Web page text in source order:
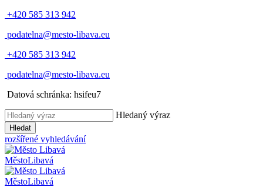
+420 585 313 942
podatelna@mesto-libava.eu
+420 585 313 942
podatelna@mesto-libava.eu
Datová schránka: hsifeu7
Hledaný výraz
Hledat
rozšířené vyhledávání
MěstoLibavá
MěstoLibavá